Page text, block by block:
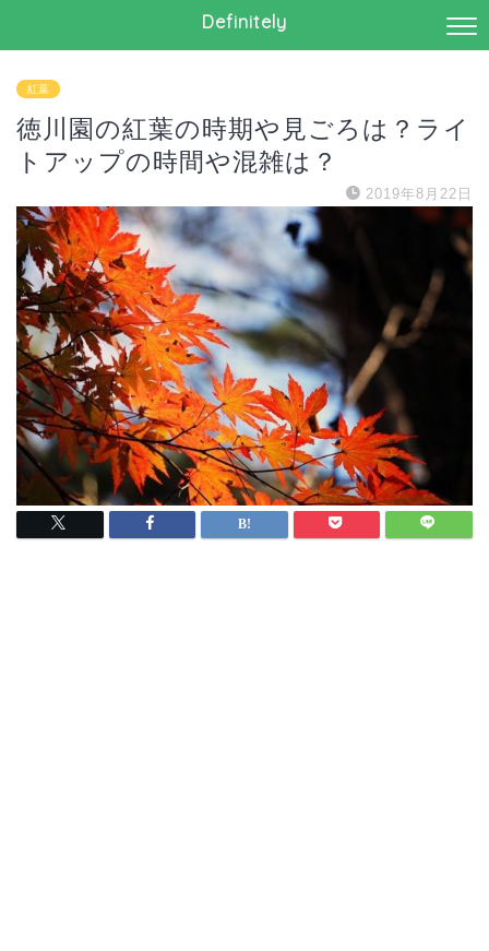
Definitely
紅葉
徳川園の紅葉の時期や見ごろは？ライ
トアップの時間や混雑は？
2019年8月22日